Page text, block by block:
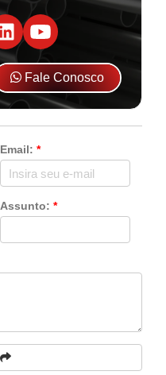
Fale Conosco
Email: *
Assunto: *